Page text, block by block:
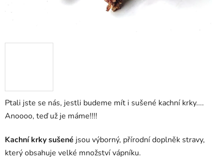
Ptali jste se nás, jestli budeme mít i sušené kachní krky....
Anoooo, teď už je máme!!!!
Kachní krky sušené jsou výborný, přírodní doplněk stravy,
který obsahuje velké množství vápníku.